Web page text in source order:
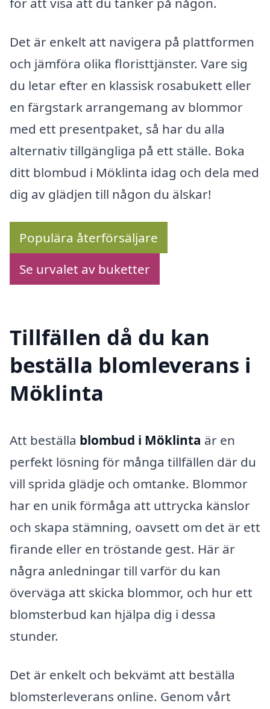
Det är enkelt att navigera på plattformen
och jämföra olika floristtjänster. Vare sig
du letar efter en klassisk rosabukett eller
en färgstark arrangemang av blommor
med ett presentpaket, så har du alla
alternativ tillgängliga på ett ställe. Boka
ditt blombud i Möklinta idag och dela med
dig av glädjen till någon du älskar!
Populära återförsäljare
Se urvalet av buketter
Tillfällen då du kan
beställa blomleverans i
Möklinta
Att beställa blombud i Möklinta är en
perfekt lösning för många tillfällen där du
vill sprida glädje och omtanke. Blommor
har en unik förmåga att uttrycka känslor
och skapa stämning, oavsett om det är ett
firande eller en tröstande gest. Här är
några anledningar till varför du kan
överväga att skicka blommor, och hur ett
blomsterbud kan hjälpa dig i dessa
stunder.
Det är enkelt och bekvämt att beställa
blomsterleverans online. Genom vårt